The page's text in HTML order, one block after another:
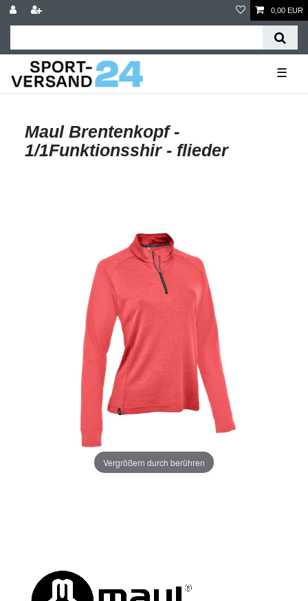
0,00 EUR
☰
Maul Brentenkopf -
1/1Funktionsshir - flieder
Vergrößern durch berühren